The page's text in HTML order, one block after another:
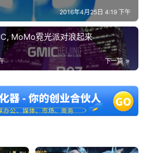
2016年4月25日 4:19 下午
MoMo霓光派对浪起来
下一篇